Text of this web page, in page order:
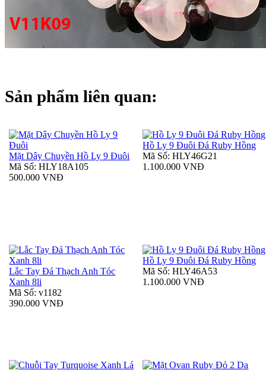
Sản phẩm liên quan:
Mặt Dây Chuyền Hồ Ly 9 Đuôi
Mã Số: HLY18A105
500.000 VNĐ
Hồ Ly 9 Đuôi Đá Ruby Hồng
Mã Số: HLY46G21
1.100.000 VNĐ
Lắc Tay Đá Thạch Anh Tóc
Xanh 8li
Mã Số: v1182
390.000 VNĐ
Hồ Ly 9 Đuôi Đá Ruby Hồng
Mã Số: HLY46A53
1.100.000 VNĐ